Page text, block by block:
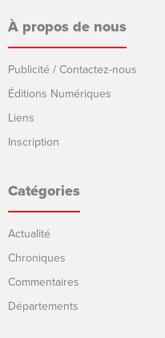
À propos de nous
Publicité / Contactez-nous
Éditions Numériques
Liens
Inscription
Catégories
Actualité
Chroniques
Commentaires
Départements